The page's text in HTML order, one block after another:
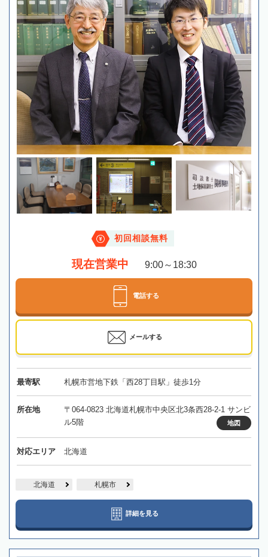
初回相談無料
現在営業中 9:00～18:30
電話する
メールする
最寄駅 札幌市営地下鉄「西28丁目駅」徒歩1分
所在地
〒064-0823 北海道札幌市中央区北3条西28-2-1 サンビ
ル5階
地図
対応エリア 北海道
北海道 札幌市
詳細を見る